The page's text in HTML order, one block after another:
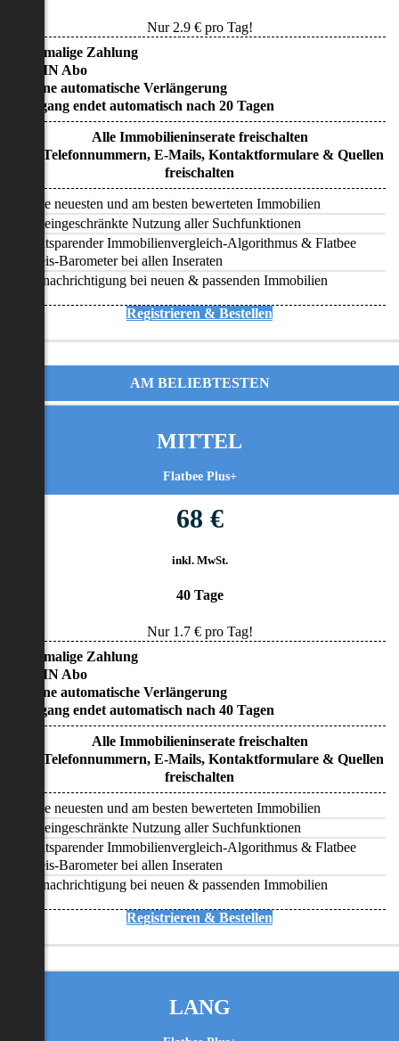
Nur 2.9€ pro Tag!
• Einmalige Zahlung
• KEIN Abo
• Keine automatische Verlängerung
• Zugang endet automatisch nach 20 Tagen
Alle Immobilieninserate freischalten
Alle Telefonnummern, E-Mails, Kontaktformulare & Quellen
freischalten
Alle neuesten und am besten bewerteten Immobilien
Uneingeschränkte Nutzung aller Suchfunktionen
Zeitsparender Immobilienvergleich-Algorithmus & Flatbee
Preis-Barometer bei allen Inseraten
Benachrichtigung bei neuen & passenden Immobilien
Registrieren & Bestellen
AM BELIEBTESTEN
MITTEL
Flatbee Plus+
68 €
inkl. MwSt.
40 Tage
Nur 1.7€ pro Tag!
• Einmalige Zahlung
• KEIN Abo
• Keine automatische Verlängerung
• Zugang endet automatisch nach 40 Tagen
Alle Immobilieninserate freischalten
Alle Telefonnummern, E-Mails, Kontaktformulare & Quellen
freischalten
Alle neuesten und am besten bewerteten Immobilien
Uneingeschränkte Nutzung aller Suchfunktionen
Zeitsparender Immobilienvergleich-Algorithmus & Flatbee
Preis-Barometer bei allen Inseraten
Benachrichtigung bei neuen & passenden Immobilien
Registrieren & Bestellen
LANG